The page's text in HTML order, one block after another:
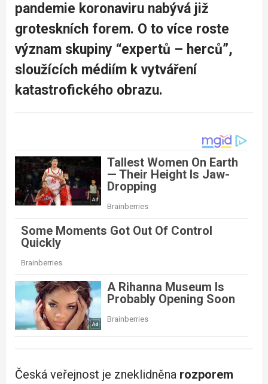
pandemie koronaviru nabývá již
groteskních forem. O to více roste
význam skupiny “expertů – herců”,
sloužících médiím k vytváření
katastrofického obrazu.
Česká veřejnost je zneklidněna rozporem